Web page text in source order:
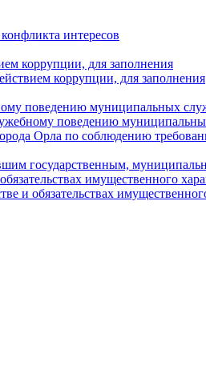
интересов
коррупции, для заполнения
коррупции, для заполнения
поведению муниципальных
поведению
Орла по соблюдению
государственным,
имущественного
и обязательствах